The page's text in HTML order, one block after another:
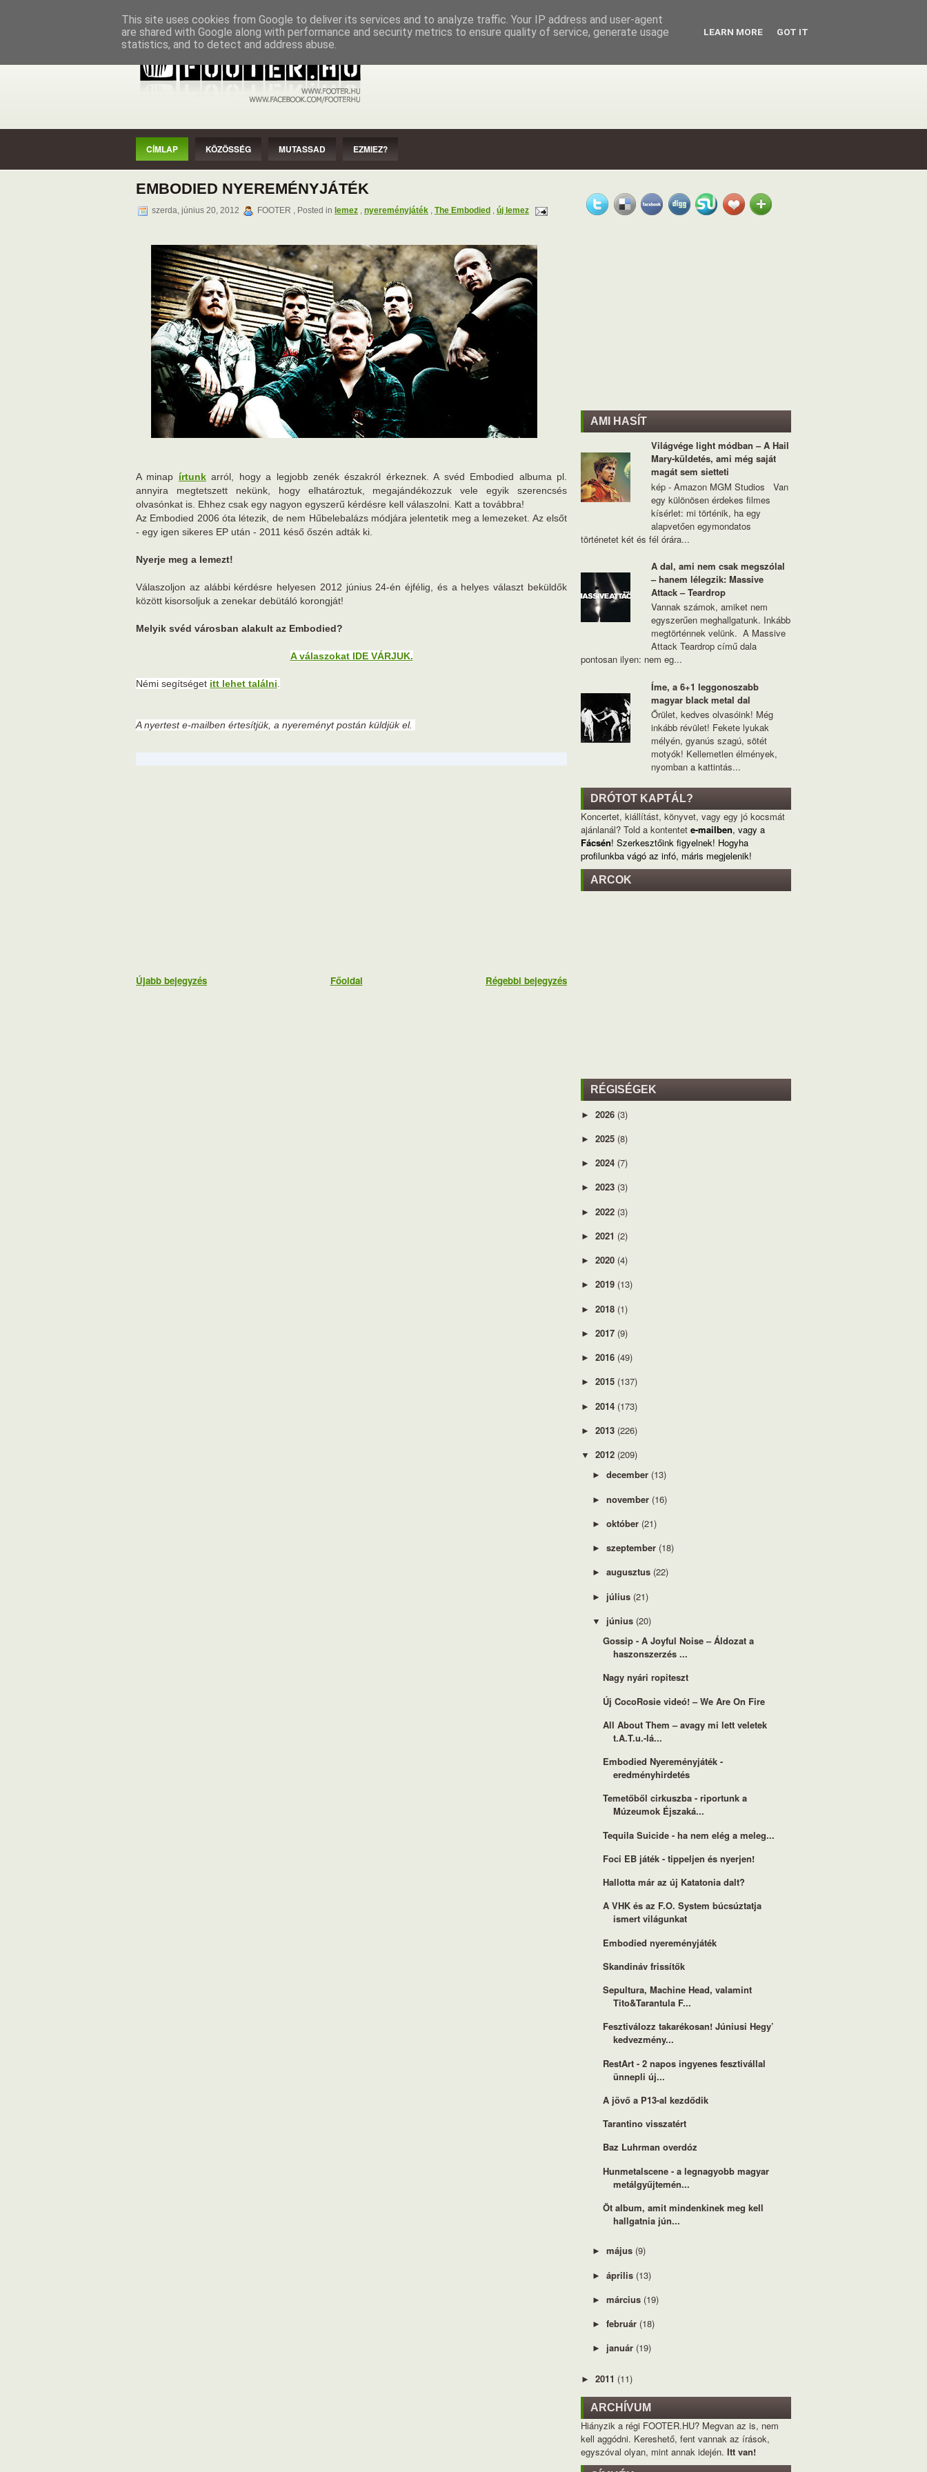
CÍMLAP KÖZÖSSÉG MUTASSAD EZMIEZ? IMPRESSZUM SZERZŐI JOGOK
CÍMLAP KÖZÖSSÉG MUTASSAD EZMIEZ?
EMBODIED NYEREMÉNYJÁTÉK
szerda, június 20, 2012 FOOTER , Posted in lemez , nyereményjáték , The Embodied , új lemez
A minap írtunkarról, hogy a legjobb zenék északról érkeznek. A svéd Embodied albuma pl.
annyira megtetszett nekünk, hogy elhatároztuk, megajándékozzuk vele egyik szerencsés
olvasónkat is. Ehhez csak egy nagyon egyszerű kérdésre kell válaszolni. Katt a továbbra!
Az Embodied 2006 óta létezik, de nem Hűbelebalázs módjára jelentetik meg a lemezeket. Az elsőt
- egy igen sikeres EP után - 2011 késő őszén adták ki.
Nyerje meg a lemezt!
Válaszoljon az alábbi kérdésre helyesen 2012 június 24-én éjfélig, és a helyes választ beküldők
között kisorsoljuk a zenekar debütáló korongját!
Melyik svéd városban alakult az Embodied?
A válaszokat IDE VÁRJUK.
Némi segítséget itt lehet találni
A nyertest e-mailben értesítjük, a nyereményt postán küldjük el.
Újabb bejegyzés Régebbi bejegyzés
Főoldal
AMI HASÍT
Világvége light módban – A Hail
Mary-küldetés, ami még saját
magát sem sietteti
kép - Amazon MGM Studios Van
egy különösen érdekes filmes
kísérlet: mi történik, ha egy
alapvetően egymondatos
történetet két és fél órára...
A dal, ami nem csak megszólal
– hanem lélegzik: Massive
Attack – Teardrop
Vannak számok, amiket nem
egyszerűen meghallgatunk. Inkább
megtörténnek velünk. A Massive
Attack Teardrop című dala
pontosan ilyen: nem eg...
Íme, a 6+1 leggonoszabb
magyar black metal dal
Őrület, kedves olvasóink! Még
inkább révület! Fekete lyukak
mélyén, gyanús szagú, sötét
motyók! Kellemetlen élmények,
nyomban a kattintás...
DRÓTOT KAPTÁL?
Koncertet, kiállítást, könyvet, vagy egy jó kocsmát
ajánlanál? Told a kontentet e-mailben, vagy a
Fácsén! Szerkesztőink figyelnek! Hogyha
profilunkba vágó az infó, máris megjelenik!
ARCOK
RÉGISÉGEK
► 2026 (3)
► 2025 (8)
► 2024 (7)
► 2023 (3)
► 2022 (3)
► 2021 (2)
► 2020 (4)
► 2019 (13)
► 2018 (1)
► 2017 (9)
► 2016 (49)
► 2015 (137)
► 2014 (173)
► 2013 (226)
▼ 2012 (209)
► december (13)
► november (16)
► október (21)
► szeptember (18)
► augusztus (22)
► július (21)
▼ június (20)
Gossip - A Joyful Noise – Áldozat a
haszonszerzés ...
Nagy nyári ropiteszt
Új CocoRosie videó! – We Are On Fire
All About Them – avagy mi lett veletek
t.A.T.u.-lá...
Embodied Nyereményjáték -
eredményhirdetés
Temetőből cirkuszba - riportunk a
Múzeumok Éjszaká...
Tequila Suicide - ha nem elég a meleg...
Foci EB játék - tippeljen és nyerjen!
Hallotta már az új Katatonia dalt?
A VHK és az F.O. System búcsúztatja
ismert világunkat
Embodied nyereményjáték
Skandináv frissítők
Sepultura, Machine Head, valamint
Tito&Tarantula F...
Fesztiválozz takarékosan! Júniusi Hegy’
kedvezmény...
RestArt - 2 napos ingyenes fesztivállal
ünnepli új...
A jövő a P13-al kezdődik
Tarantino visszatért
Baz Luhrman overdóz
Hunmetalscene - a legnagyobb magyar
metálgyűjtemén...
Öt album, amit mindenkinek meg kell
hallgatnia jún...
► május (9)
► április (13)
► március (19)
► február (18)
► január (19)
► 2011 (11)
ARCHÍVUM
Hiányzik a régi FOOTER.HU? Megvan az is, nem
kell aggódni. Kereshető, fent vannak az írások,
egyszóval olyan, mint annak idején. Itt van!
This site uses cookies from Google to deliver its services and to analyze traffic. Your IP address and user-agent
are shared with Google along with performance and security metrics to ensure quality of service, generate usage
statistics, and to detect and address abuse.
LEARN MORE GOT IT